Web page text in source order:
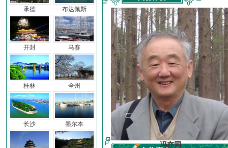
承德
开封
桂林
长沙
布达佩斯
马赛
全州
墨尔本
车前子 冯亦同